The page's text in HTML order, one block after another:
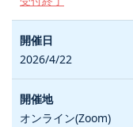
2026/4/22
オンライン(Zoom)